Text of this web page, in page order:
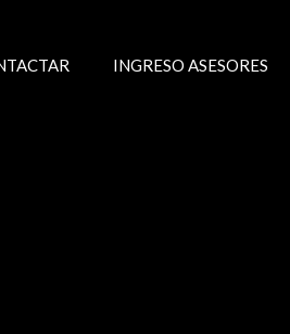
INGRESO ASESORES